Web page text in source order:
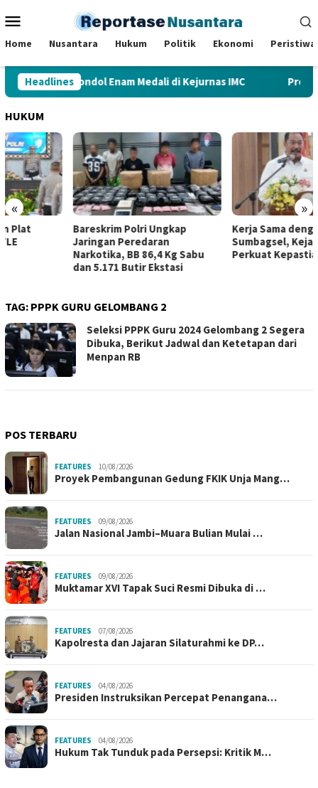
ke
Mobile
Home Nusantara Hukum Politik Ekonomi Peristiwa
Headlines
Jambi Gondol Enam Medali di Kejurnas IMC Proyek
HUKUM
« »
Bareskrim Polri Ungkap
Jaringan Peredaran
Narkotika, BB 86,4 Kg Sabu
dan 5.171 Butir Ekstasi
Kerja Sama dengan SKK Migas
Sumbagsel, Kejati Jambi
Perkuat Kepastian Hukum
TAG: PPPK GURU GELOMBANG 2
Seleksi PPPK Guru 2024 Gelombang 2 Segera
Dibuka, Berikut Jadwal dan Ketetapan dari
Menpan RB
POS TERBARU
FEATURES 10/08/2026
Proyek Pembangunan Gedung FKIK Unja Mang…
FEATURES 09/08/2026
Jalan Nasional Jambi–Muara Bulian Mulai …
FEATURES 09/08/2026
Muktamar XVI Tapak Suci Resmi Dibuka di …
FEATURES 07/08/2026
Kapolresta dan Jajaran Silaturahmi ke DP…
FEATURES 04/08/2026
Presiden Instruksikan Percepat Penangana…
FEATURES 04/08/2026
Hukum Tak Tunduk pada Persepsi: Kritik M…